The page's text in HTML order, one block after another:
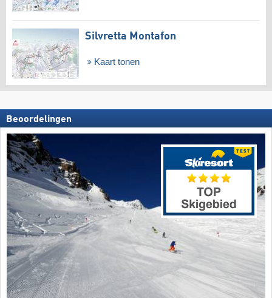
Silvretta Montafon
Kaart tonen
Beoordelingen